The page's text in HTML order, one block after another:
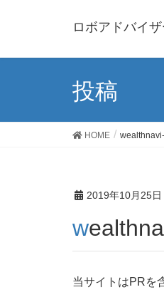
ロボアドバイ
投稿
HOME
2019年10月25日
当サイトはPRを